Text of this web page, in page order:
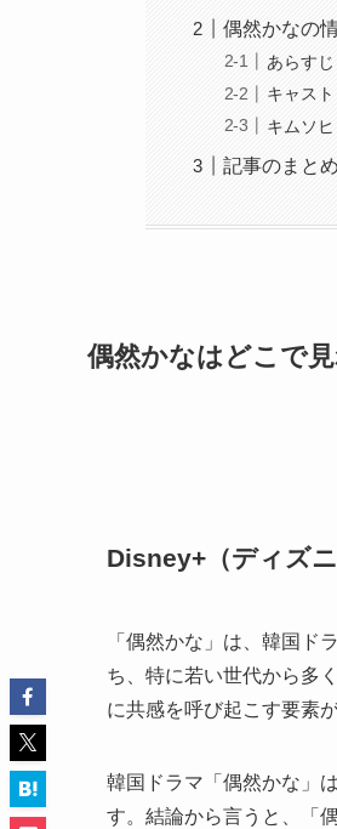
偶然かなの
あらすじ
キャスト
キムソ
記事のまとめ
偶然かなはどこで見
Disney+（ディズニ
「偶然かな」は、韓国ド
ち、特に若い世代から多
に共感を呼び起こす要素
韓国ドラマ「偶然かな」
す。結論から言うと、「